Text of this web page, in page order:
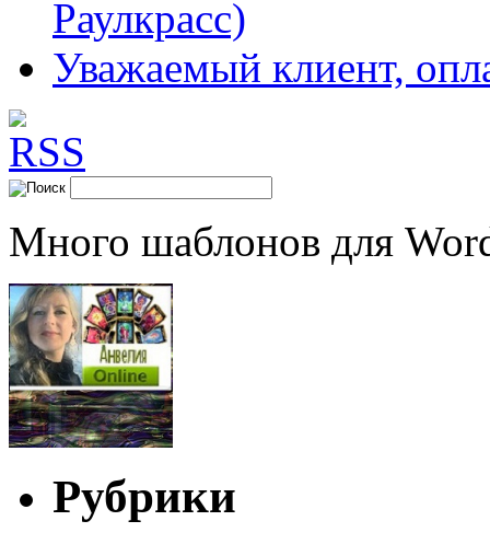
Раулкрасс)
Уважаемый клиент,
Много шаблонов для
Рубрики